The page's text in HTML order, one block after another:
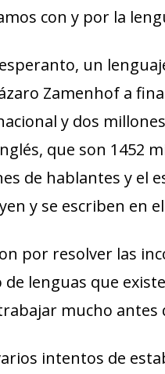
con y por la
un
Zamenhof a
y dos
que son 1452
de hablantes y el
y se escriben en
por resolver las
de lenguas que
mucho
intentos de